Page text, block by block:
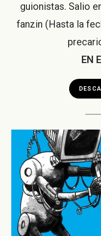
guionistas. Salio
fanzin (Hasta la
EN